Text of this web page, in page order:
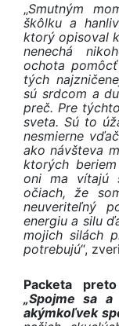
„Smutným
škôlku a
ktorý opisoval
nenechá
ochota
tých
sú srdcom a
preč. Pre
sveta. Sú to
nesmierne
ako návšteva
ktorých
oni ma vítajú
očiach, že
neuveriteľný
energiu a silu
mojich silách
potrebujú“,
Packeta
„Spojme sa
akýmkoľvek